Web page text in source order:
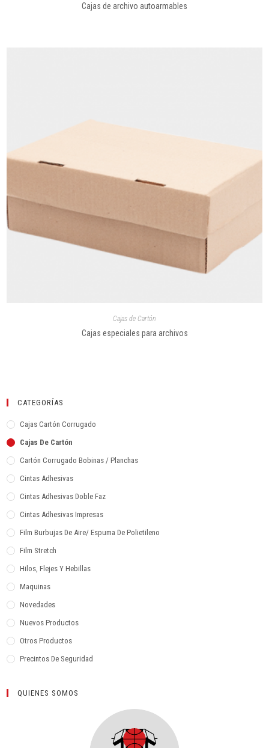
Cajas de archivo autoarmables
Cajas de Cartón
Cajas especiales para archivos
CATEGORÍAS
Cajas Cartón Corrugado
Cajas De Cartón
Cartón Corrugado Bobinas / Planchas
Cintas Adhesivas
Cintas Adhesivas Doble Faz
Cintas Adhesivas Impresas
Film Burbujas De Aire/ Espuma De Polietileno
Film Stretch
Hilos, Flejes Y Hebillas
Maquinas
Novedades
Nuevos Productos
Otros Productos
Precintos De Seguridad
QUIENES SOMOS